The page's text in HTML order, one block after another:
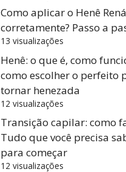
Como aplicar o Henê Rená
corretamente? Passo a
13 visualizações
Henê: o que é, como
como escolher o perfeito
tornar henezada
12 visualizações
Transição capilar: como
Tudo que você precisa
para começar
12 visualizações